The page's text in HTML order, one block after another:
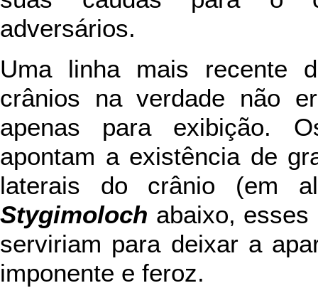
adversários.
Uma linha mais recente
crânios na verdade não
apenas para exibição.
apontam a existência de
laterais do crânio (em
Stygimoloch abaixo,
serviriam para deixar a
imponente e feroz.